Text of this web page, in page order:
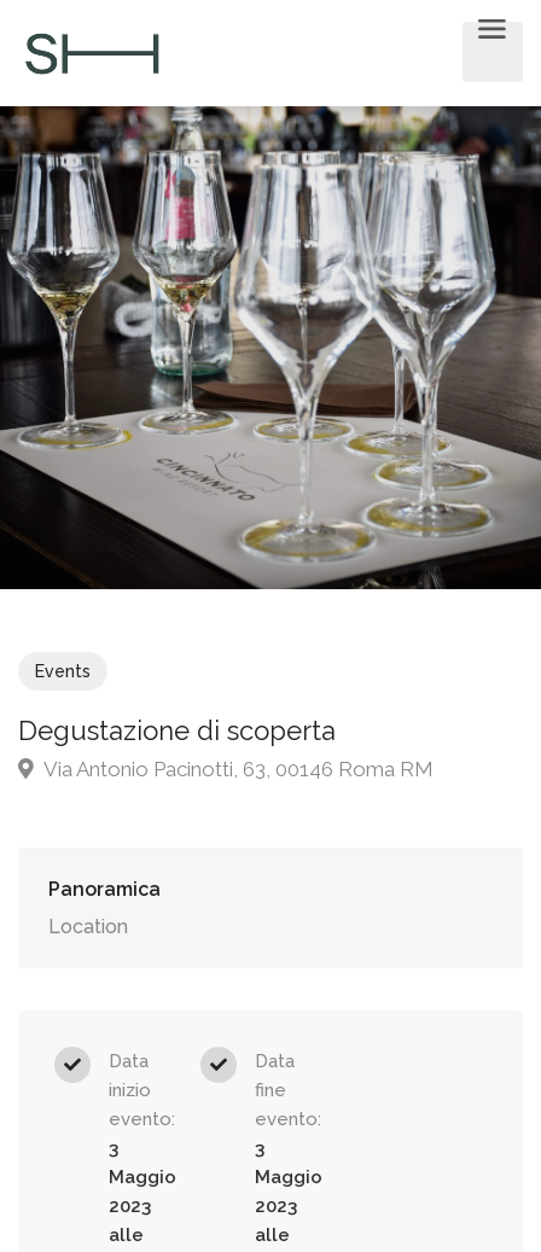
Events
Degustazione di scoperta
Via Antonio Pacinotti, 63, 00146 Roma RM
Panoramica
Location
Data
inizio
evento:
3
Maggio
2023
alle
Data
fine
evento:
3
Maggio
2023
alle